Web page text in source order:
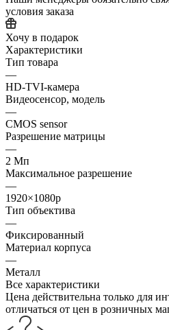
условия заказа
Хочу в подарок
Характеристики
Тип товара
—
HD-TVI-камера
Видеосенсор, модель
—
CMOS sensor
Разрешение матрицы
—
2 Мп
Максимальное разрешение
—
1920×1080p
Тип объектива
—
Фиксированный
Материал корпуса
—
Металл
Все характеристики
Цена действительна только для
отличаться от цен в розничных